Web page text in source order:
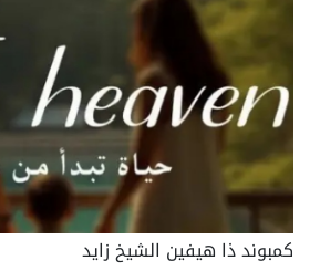
كمبوند ذا هيفين الشيخ زايد